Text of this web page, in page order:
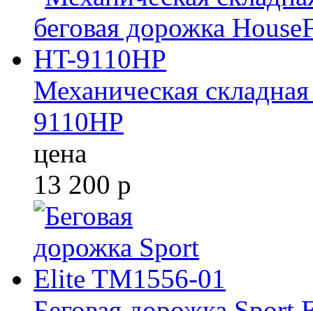
Механическая
9110HP
цена
13 200 р